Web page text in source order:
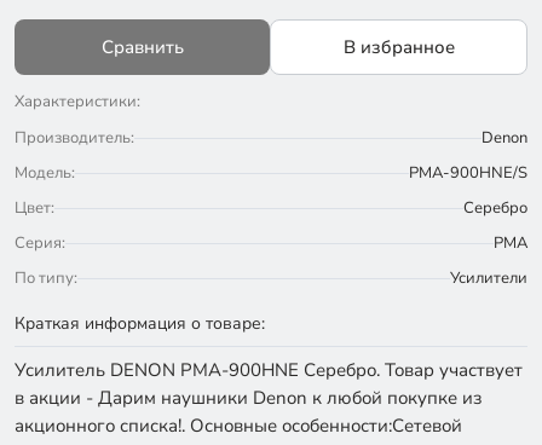
Сравнить В избранное
Характеристики:
Производитель:
Denon
Модель:
PMA-900HNE/S
Цвет:
Серебро
Серия:
PMA
По типу:
Усилители
Краткая информация о товаре:
Усилитель DENON PMA-900HNE Серебро. Товар участвует
в акции - Дарим наушники Denon к любой покупке из
акционного списка!. Основные особенности:Сетевой